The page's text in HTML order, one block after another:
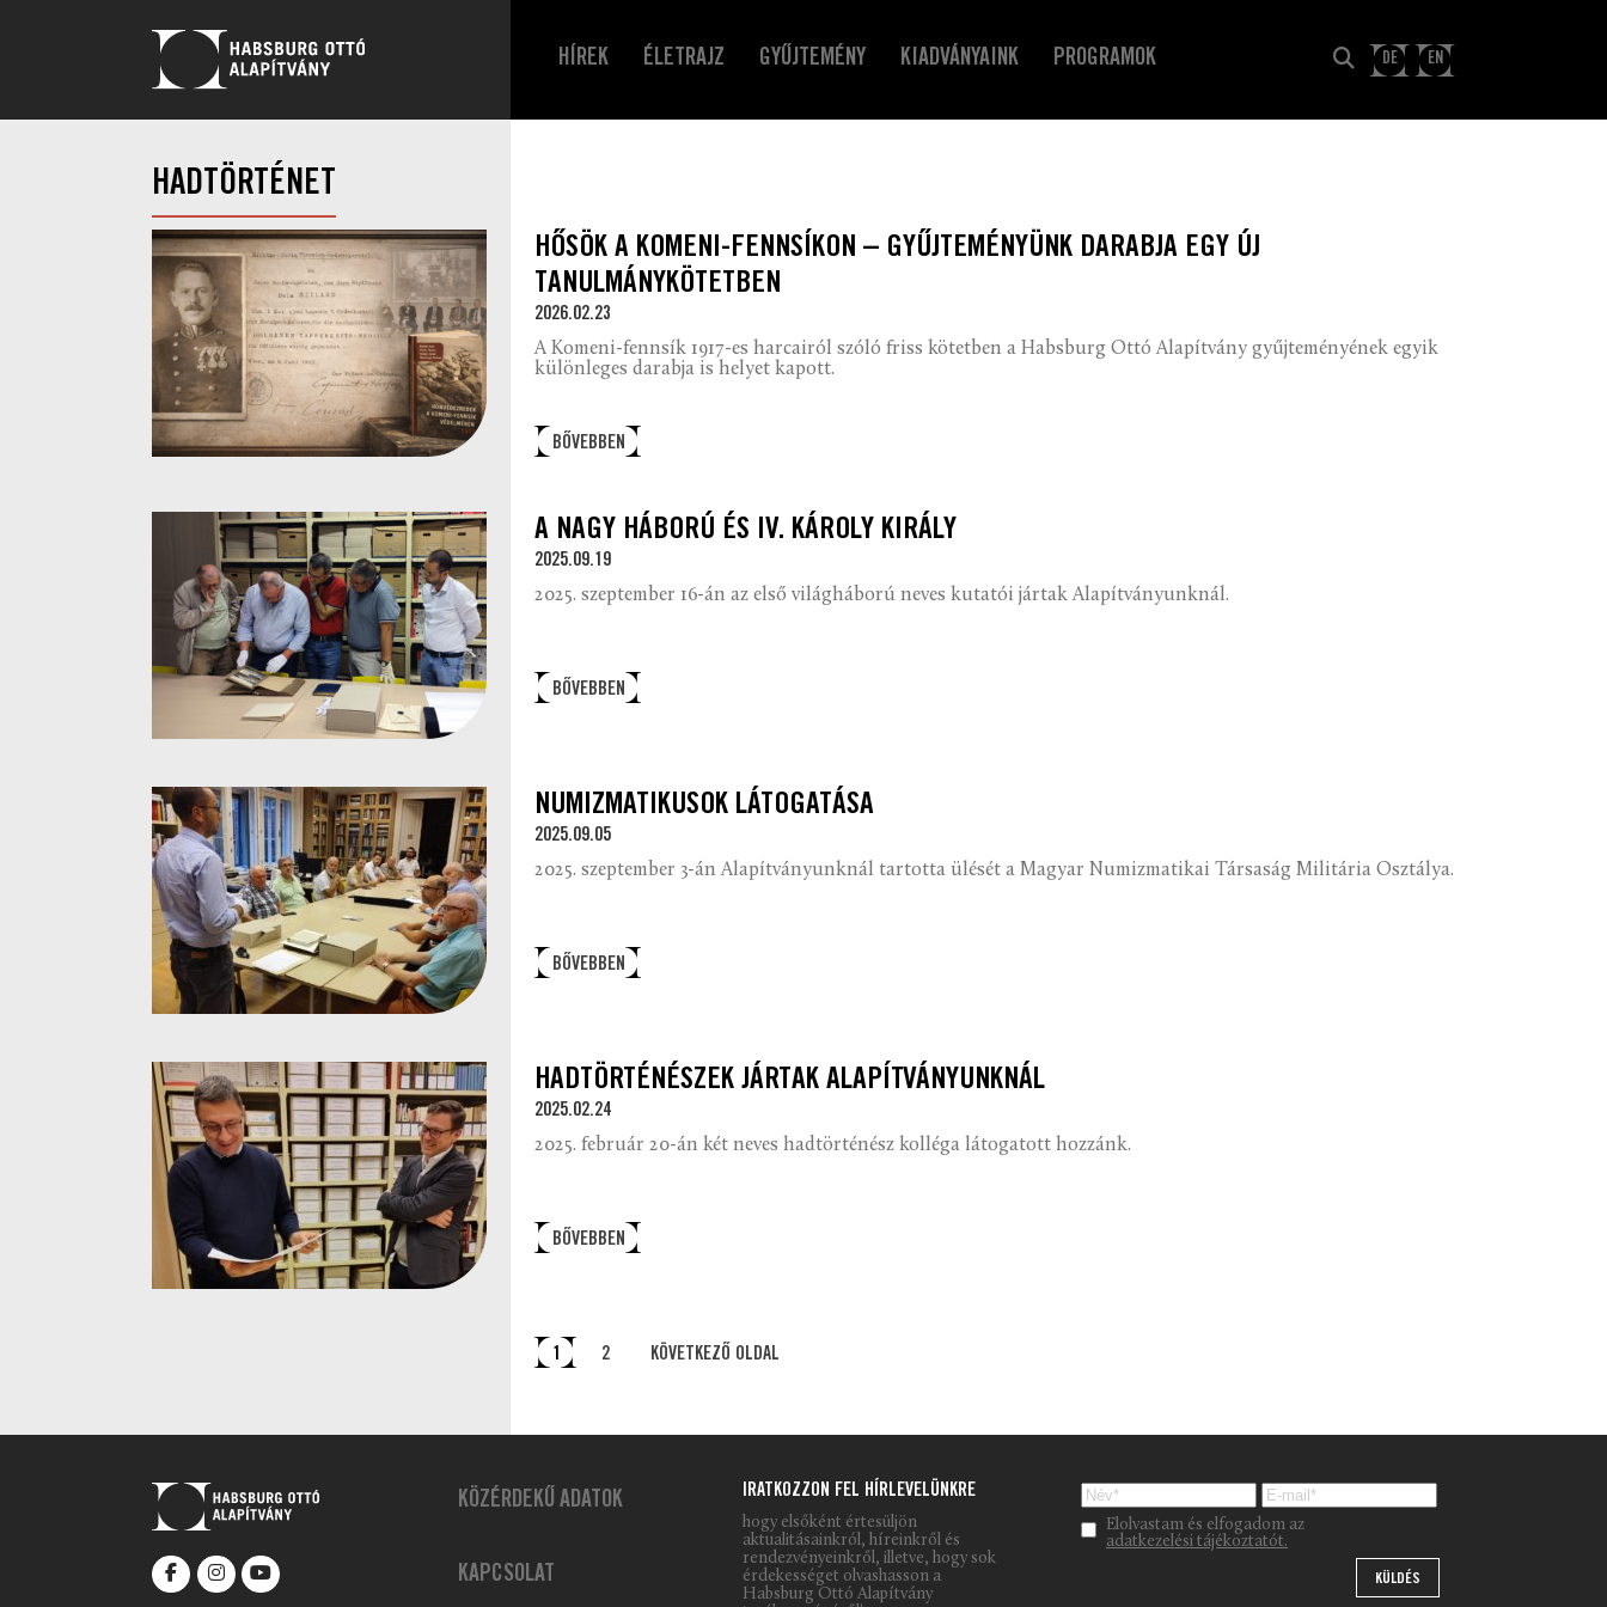
HÍREK ÉLETRAJZ GYŰJTEMÉNY KIADVÁNYAINK PROGRAMOK DE EN
HADTÖRTÉNET
HŐSÖK A KOMENI-FENNSÍKON – GYŰJTEMÉNYÜNK DARABJA EGY ÚJ
TANULMÁNYKÖTETBEN
2026.02.23
A Komeni-fennsík 1917-es harcairól szóló friss kötetben a Habsburg Ottó Alapítvány gyűjteményének egyik
különleges darabja is helyet kapott.
BŐVEBBEN
A NAGY HÁBORÚ ÉS IV. KÁROLY KIRÁLY
2025.09.19
2025. szeptember 16-án az első világháború neves kutatói jártak Alapítványunknál.
BŐVEBBEN
NUMIZMATIKUSOK LÁTOGATÁSA
2025.09.05
2025. szeptember 3-án Alapítványunknál tartotta ülését a Magyar Numizmatikai Társaság Militária Osztálya.
BŐVEBBEN
HADTÖRTÉNÉSZEK JÁRTAK ALAPÍTVÁNYUNKNÁL
2025.02.24
2025. február 20-án két neves hadtörténész kolléga látogatott hozzánk.
BŐVEBBEN
1 2 KÖVETKEZŐ OLDAL
KÖZÉRDEKŰ ADATOK
KAPCSOLAT
IRATKOZZON FEL HÍRLEVELÜNKRE
hogy elsőként értesüljön
aktualitásainkról, híreinkről és
rendezvényeinkről, illetve, hogy sok
érdekességet olvashasson a
Habsburg Ottó Alapítvány
Please leave this field empty.
Elolvastam és elfogadom az
adatkezelési tájékoztatót.